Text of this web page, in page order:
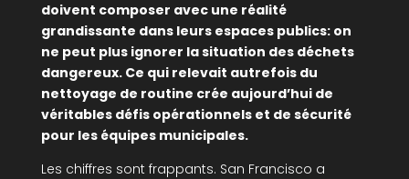
doivent composer avec une réalité
grandissante dans leurs espaces publics: on
ne peut plus ignorer la situation des déchets
dangereux. Ce qui relevait autrefois du
nettoyage de routine crée aujourd’hui de
véritables défis opérationnels et de sécurité
pour les équipes municipales.
Les chiffres sont frappants. San Francisco a